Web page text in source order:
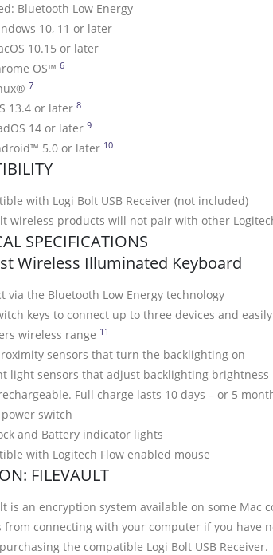
Bluetooth Low Energy
10, 11 or later
10.15 or later
OS™ 6Device basic functions will be
7Device basic functions will be supported
13.4 or later 8Device basic functions will be
14 or later 9Device basic functions will be
5.0 or later 10Device basic functions will
with Logi Bolt USB Receiver (not included)
wireless products will not pair with other
SPECIFICATIONS
Wireless Illuminated Keyboard
via the Bluetooth Low Energy technology
keys to connect up to three devices and
wireless range 11
sensors that turn the backlighting on
light sensors that adjust backlighting brightness
Full charge lasts 10 days – or 5
switch
and Battery indicator lights
with Logitech Flow enabled mouse
FILEVAULT
is an encryption system available on some
from connecting with your computer if you have
the compatible Logi Bolt USB Receiver.